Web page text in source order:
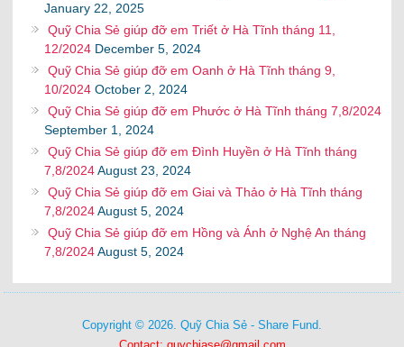
January 22, 2025
Quỹ Chia Sẻ giúp đỡ em Triết ở Hà Tĩnh tháng 11,
12/2024 December 5, 2024
Quỹ Chia Sẻ giúp đỡ em Oanh ở Hà Tĩnh tháng 9,
10/2024 October 2, 2024
Quỹ Chia Sẻ giúp đỡ em Phước ở Hà Tĩnh tháng 7,8/2024
September 1, 2024
Quỹ Chia Sẻ giúp đỡ em Đình Huyền ở Hà Tĩnh tháng
7,8/2024 August 23, 2024
Quỹ Chia Sẻ giúp đỡ em Giai và Thảo ở Hà Tĩnh tháng
7,8/2024 August 5, 2024
Quỹ Chia Sẻ giúp đỡ em Hồng và Ánh ở Nghệ An tháng
7,8/2024 August 5, 2024
Copyright © 2026. Quỹ Chia Sẻ - Share Fund.